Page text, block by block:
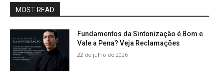
MOST READ
Fundamentos da Sintonização é Bom e
Vale a Pena? Veja Reclamações
22 de julho de 2026